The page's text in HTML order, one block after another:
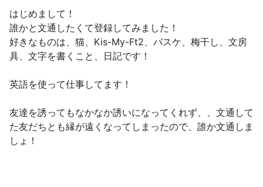
はじめまして！
誰かと文通したくて登録してみました！
好きなものは、猫、Kis-My-Ft2、バスケ、梅干し、文房
具、文字を書くこと、日記です！
英語を使って仕事してます！
友達を誘ってもなかなか誘いになってくれず、、文通して
た友だちとも縁が遠くなってしまったので、誰か文通しま
しょ！